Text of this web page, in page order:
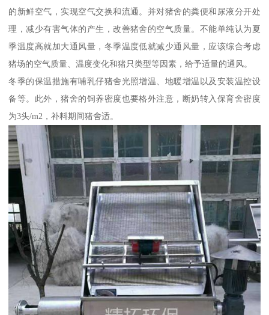
的新鲜空气，实现空气交换和流通。并对猪舍的粪便和尿液分开处
理，减少有害气体的产生，改善猪舍的空气质量。不能单纯认为夏
季温度高就加大通风量，冬季温度低就减少通风量，应该综合考虑
猪场的空气质量、温度变化和猪只类型等因素，给予适量的通风。
冬季的保温措施有哺乳仔猪舍光照增温、地暖增温以及安装温控设
备等。此外，猪舍的饲养密度也要格外注意，断奶转入保育舍密度
为3头/m2，补料期间猪舍适。